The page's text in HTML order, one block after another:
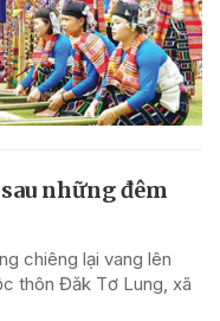
những đêm
chiêng lại vang lên
thôn Đăk Tơ Lung, xã